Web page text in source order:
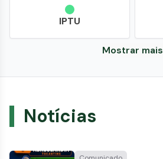
IPTU
Mostrar mais
Notícias